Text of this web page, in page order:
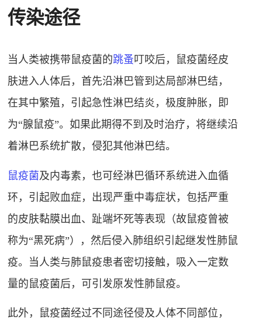
传染途径
当人类被携带鼠疫菌的跳蚤叮咬后，鼠疫菌经皮
肤进入人体后，首先沿淋巴管到达局部淋巴结，
在其中繁殖，引起急性淋巴结炎，极度肿胀，即
为“腺鼠疫”。如果此期得不到及时治疗，将继续沿
着淋巴系统扩散，侵犯其他淋巴结。
鼠疫菌及内毒素，也可经淋巴循环系统进入血循
环，引起败血症，出现严重中毒症状，包括严重
的皮肤黏膜出血、趾端坏死等表现（故鼠疫曾被
称为“黑死病”），然后侵入肺组织引起继发性肺鼠
疫。当人类与肺鼠疫患者密切接触，吸入一定数
量的鼠疫菌后，可引发原发性肺鼠疫。
此外，鼠疫菌经过不同途径侵及人体不同部位，